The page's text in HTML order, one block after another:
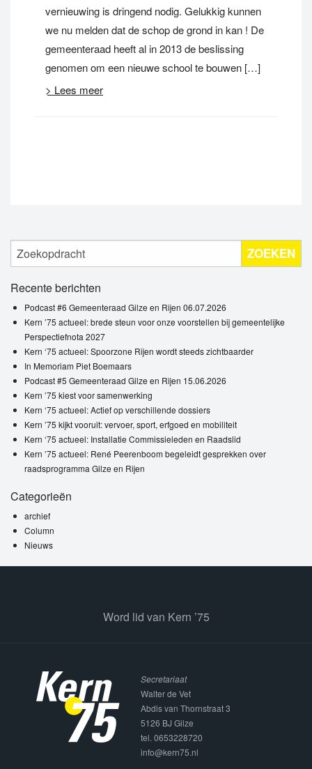
vernieuwing is dringend nodig. Gelukkig kunnen
we nu melden dat de schop de grond in kan ! De
gemeenteraad heeft al in 2013 de beslissing
genomen om een nieuwe school te bouwen […]
> Lees meer
ZOEKEN
Recente berichten
Podcast #6 Gemeenteraad Gilze en Rijen 06.07.2026
Kern ’75 actueel: brede steun voor onze voorstellen bij gemeentelijke
Perspectiefnota 2027
Kern ‘75 actueel: Spoorzone Rijen wordt steeds zichtbaarder
In Memoriam Piet Boemaars
Podcast #5 Gemeenteraad Gilze en Rijen 15.06.2026
Kern ’75 kiest voor samenwerking
Kern ‘75 actueel: Actief op verschillende dossiers
Kern ’75 kijkt vooruit: vervoer, sport, erfgoed en mobiliteit
Kern ‘75 actueel: Installatie Commissieleden en Raadslid
Kern ’75 actueel: René Peerenboom begeleidt gesprekken over
raadsprogramma Gilze en Rijen
Categorieën
archief
Column
Nieuws
Word lid van Kern ’75
Secretariaat
Walter de Vet
Abdis van Thornstraat 3
5126 BJ Gilze
tel. 0653228720
info@kern75.nl